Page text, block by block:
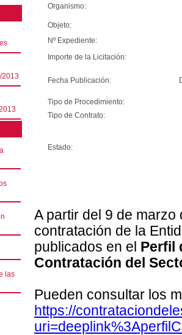
2013
las
Organismo:
Objeto:
Nº Expediente:
Importe de la Licitación:
Fecha Publicación:
Tipo de Procedimiento:
Tipo de Contrato:
Estado:
A partir del 9 de
contratación de la
publicados en el Perfil
Contratación del
Pueden consultar los
https://